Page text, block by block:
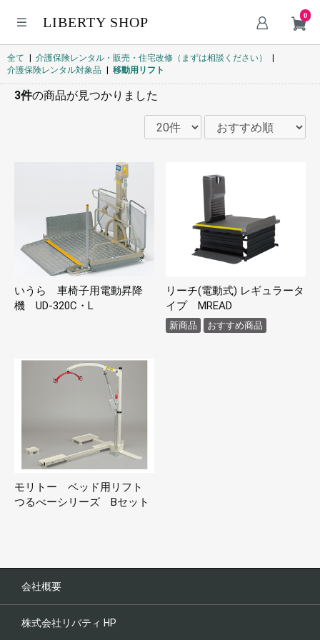
LIBERTY SHOP 0
全て 介護保険レンタル・販売・住宅改修（まずは相談ください）
介護保険レンタル対象品
移動用リフト
3件の商品が見つかりました
いうら 車椅子用電動昇降
機 UD-320C・L
リーチ(電動式) レギュラータ
イプ MREAD
新商品 おすすめ商品
モリトー ベッド用リフト
つるべーシリーズ Bセット
会社概要
株式会社リバティ HP